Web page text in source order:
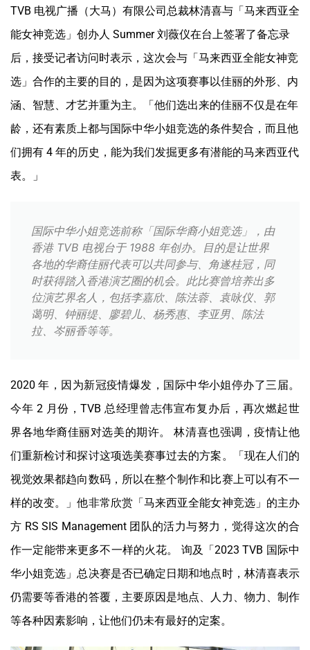
TVB 电视广播（大马）有限公司总裁林清喜与「马来西亚全
能女神竞选」创办人 Summer 刘薇仪在台上签署了备忘录
后，接受记者访问时表示，这次会与「马来西亚全能女神竞
选」合作的主要的目的，是因为这项赛事以佳丽的外形、内
涵、智慧、才艺并重为主。「他们选出来的佳丽不仅是在年
龄，还有素质上都与国际中华小姐竞选的条件契合，而且他
们拥有 4 年的历史，能为我们发掘更多有潜能的马来西亚代
表。」
国际中华小姐竞选前称「国际华裔小姐竞选」，由
香港 TVB 电视台于 1988 年创办。目的是让世界
各地的华裔佳丽代表可以共同参与、角遂桂冠，同
时获得踏入香港演艺圈的机会。此比赛曾培养出多
位演艺界名人，包括李嘉欣、陈法蓉、袁咏仪、郭
蔼明、钟丽缇、廖碧儿、杨秀惠、李亚男、陈法
拉、岑丽香等等。
2020 年，因为新冠疫情爆发，国际中华小姐停办了三届。
今年 2 月份，TVB 总经理曾志伟宣布复办后，再次燃起世
界各地华裔佳丽对选美的期许。 林清喜也强调，疫情让他
们重新检讨和探讨这项选美赛事过去的方案。「现在人们的
视觉效果都趋向数码，所以在整个制作和比赛上可以有不一
样的改变。」他非常欣赏「马来西亚全能女神竞选」的主办
方 RS SIS Management 团队的活力与努力，觉得这次的合
作一定能带来更多不一样的火花。 询及「2023 TVB 国际中
华小姐竞选」总决赛是否已确定日期和地点时，林清喜表示
仍需要等香港的答覆，主要原因是地点、人力、物力、制作
等各种因素影响，让他们仍未有最好的定案。